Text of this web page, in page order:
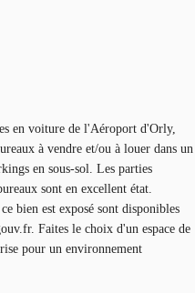
en voiture de l'Aéroport d'Orly,
à vendre et/ou à louer dans un
en sous-sol. Les parties
sont en excellent état.
bien est exposé sont disponibles
Faites le choix d'un espace de
pour un environnement